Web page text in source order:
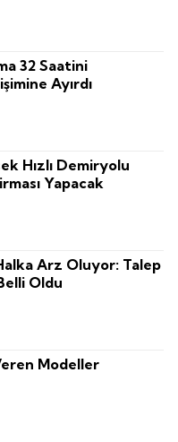
32 Saatini
Ayırdı
Hızlı Demiryolu
Yapacak
Arz Oluyor: Talep
Oldu
Modeller